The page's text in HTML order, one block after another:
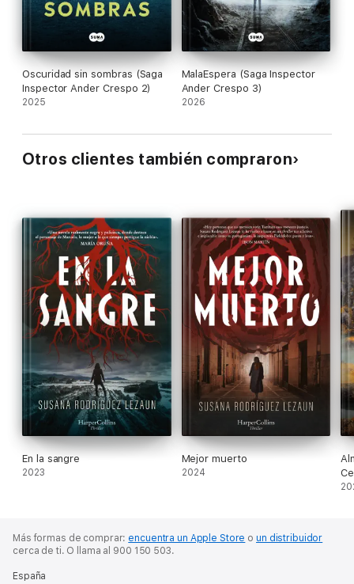
Oscuridad sin sombras (Saga
Inspector Ander Crespo 2)
2025
MalaEspera (Saga Inspector
Ander Crespo 3)
2026
Otros clientes también compraron
En la sangre
2023
Mejor muerto
2024
Más formas de comprar: encuentra un Apple Store oun distribuidor
cerca de ti. O llama al 900 150 503.
España